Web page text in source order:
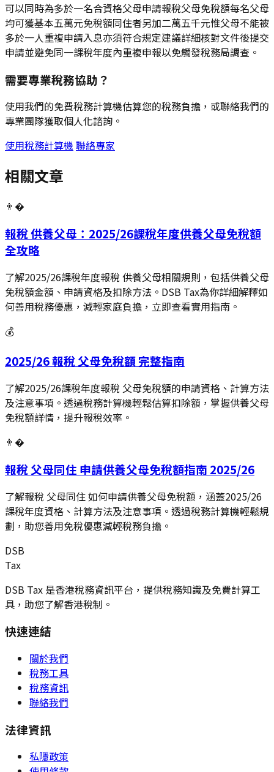
可以同時為多於一名合資格父母申請報稅父母免稅額每名父母
均可獲基本五萬元免稅額同住者另加二萬五千元惟父母不能被
多於一人重複申請入息亦須符合規定建議詳細核對文件後提交
申請並避免同一課稅年度內重複申報以免觸發稅務局調查。
需要專業稅務協助？
使用我們的免費稅務計算機估算您的稅務負擔，或聯絡我們的
專業團隊獲取個人化諮詢。
使用稅務計算機 聯絡專家
相關文章
👨‍�
報稅 供養父母：2025/26課稅年度供養父母免稅額
全攻略
了解2025/26課稅年度報稅 供養父母相關規則，包括供養父母
免稅額金額、申請資格及扣除方法。DSB Tax為你詳細解釋如
何善用稅務優惠，減輕家庭負擔，立即查看實用指南。
💰
2025/26 報稅 父母免稅額 完整指南
了解2025/26課稅年度報稅 父母免稅額的申請資格、計算方法
及注意事項。透過稅務計算機輕鬆估算扣除額，掌握供養父母
免稅額詳情，提升報稅效率。
👨‍�
報稅 父母同住 申請供養父母免稅額指南 2025/26
了解報稅 父母同住 如何申請供養父母免稅額，涵蓋2025/26
課稅年度資格、計算方法及注意事項。透過稅務計算機輕鬆規
劃，助您善用免稅優惠減輕稅務負擔。
DSB
Tax
DSB Tax 是香港稅務資訊平台，提供稅務知識及免費計算工
具，助您了解香港稅制。
快速連結
關於我們
稅務工具
稅務資訊
聯絡我們
法律資訊
私隱政策